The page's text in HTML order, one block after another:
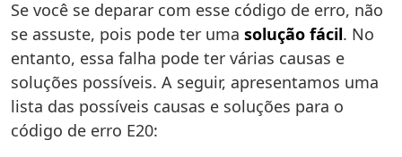
Se você se deparar com esse código de erro, não
se assuste, pois pode ter uma solução fácil. No
entanto, essa falha pode ter várias causas e
soluções possíveis. A seguir, apresentamos uma
lista das possíveis causas e soluções para o
código de erro E20: